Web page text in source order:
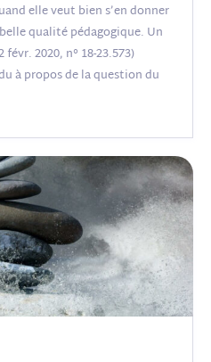
elle veut bien s’en donner
qualité pédagogique. Un
2020, n° 18-23.573)
à propos de la question du